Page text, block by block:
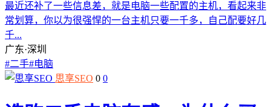
最近还补了一些信息差，就是电脑一些配置的主机，看起来非
常划算，你以为很强悍的一台主机只要一千多，自己配要好几
千...
广东·深圳
#二手#电脑
思享SEO 0 0